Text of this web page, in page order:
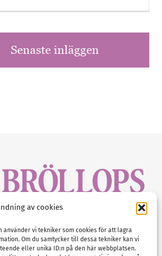
av cookies
använder vi tekniker som cookies för att lagra
Om du samtycker till dessa tekniker kan vi
eller unika ID:n på den här webbplatsen.
Senaste inläggen
:0522-68 11 90
post:info@nordicbridalmedia.com